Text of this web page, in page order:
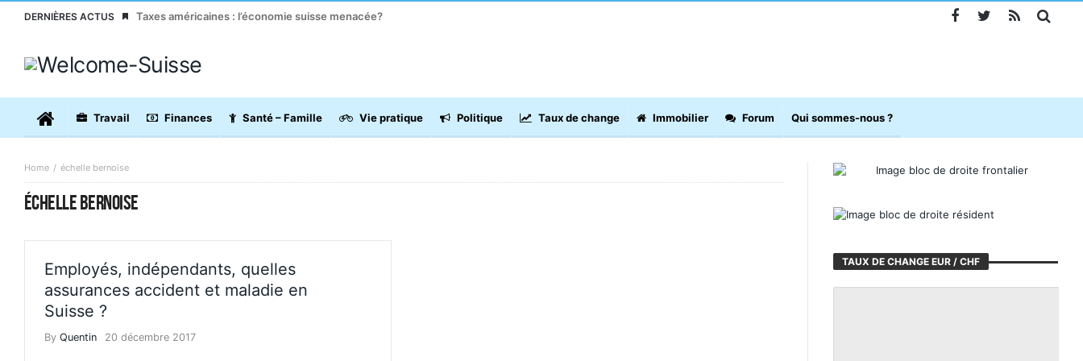
DERNIÈRES ACTUS Taxes américaines : l’économie suisse menacée?
Travail Finances Santé – Famille Vie pratique Politique Taux de change Immobilier Forum Qui sommes-nous ?
Home échelle bernoise
ÉCHELLE BERNOISE
Employés, indépendants, quelles
assurances accident et maladie en
Suisse ?
By Quentin 20 décembre 2017
TAUX DE CHANGE EUR / CHF